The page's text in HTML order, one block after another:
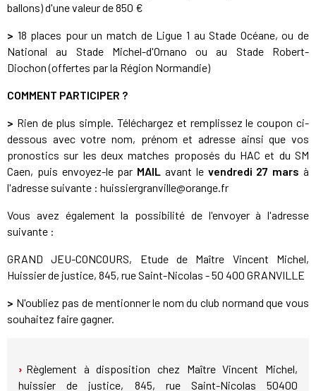
ballons) d'une valeur de 850 €
> 18 places pour un match de Ligue 1 au Stade Océane, ou de
National au Stade Michel-d'Ornano ou au Stade Robert-
Diochon (offertes par la Région Normandie)
COMMENT PARTICIPER ?
> Rien de plus simple. Téléchargez et remplissez le coupon ci-
dessous avec votre nom, prénom et adresse ainsi que vos
pronostics sur les deux matches proposés du HAC et du SM
Caen, puis envoyez-le par MAIL avant le vendredi 27 mars à
l'adresse suivante : huissiergranville@orange.fr
Vous avez également la possibilité de l'envoyer à l'adresse
suivante :
GRAND JEU-CONCOURS, Etude de Maître Vincent Michel,
Huissier de justice, 845, rue Saint-Nicolas - 50 400 GRANVILLE
> N'oubliez pas de mentionner le nom du club normand que vous
souhaitez faire gagner.
Règlement à disposition chez Maître Vincent Michel,
huissier de justice, 845, rue Saint-Nicolas 50400